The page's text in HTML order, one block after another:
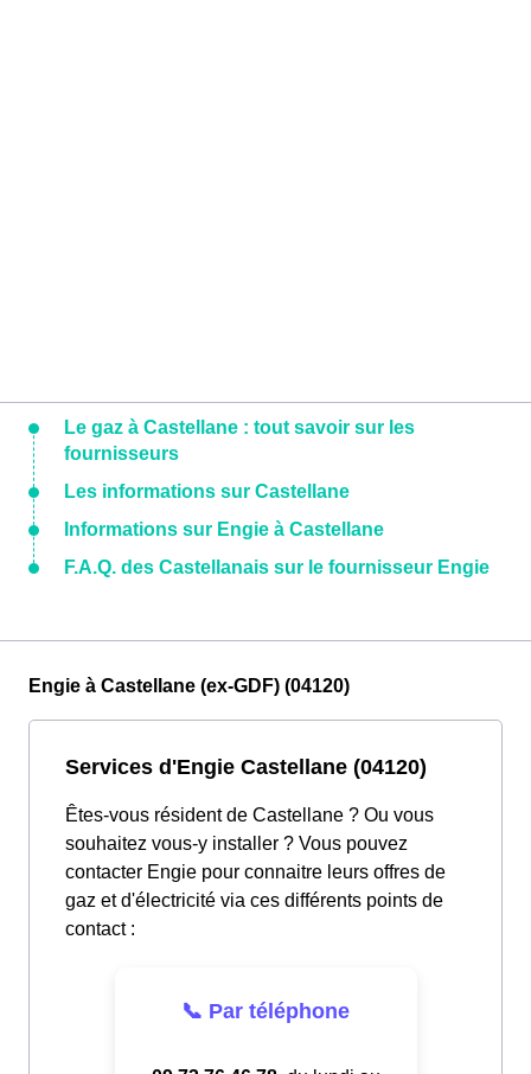
Le gaz à Castellane : tout savoir sur les
fournisseurs
Les informations sur Castellane
Informations sur Engie à Castellane
F.A.Q. des Castellanais sur le fournisseur Engie
Engie à Castellane (ex-GDF) (04120)
Services d'Engie Castellane (04120)
Êtes-vous résident de Castellane ? Ou vous
souhaitez vous-y installer ? Vous pouvez
contacter Engie pour connaitre leurs offres de
gaz et d'électricité via ces différents points de
contact :
📞 Par téléphone